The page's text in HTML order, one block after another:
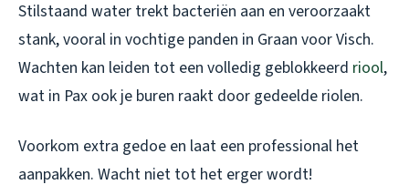
Stilstaand water trekt bacteriën aan en veroorzaakt
stank, vooral in vochtige panden in Graan voor Visch.
Wachten kan leiden tot een volledig geblokkeerd riool,
wat in Pax ook je buren raakt door gedeelde riolen.
Voorkom extra gedoe en laat een professional het
aanpakken. Wacht niet tot het erger wordt!